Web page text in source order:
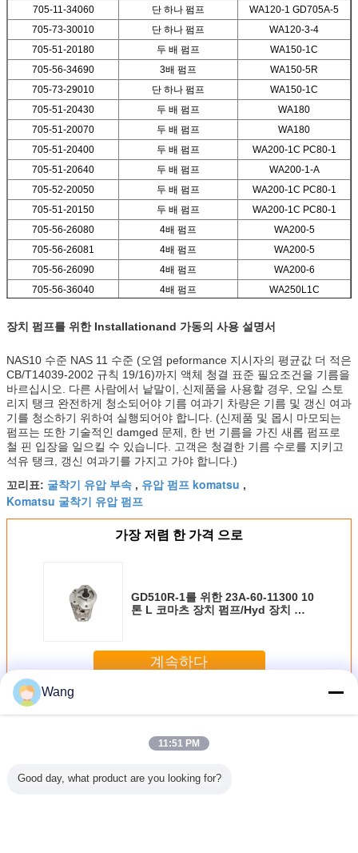
705-11-34060
단 하나 펌프
WA120-1 GD705A-5
705-73-30010
단 하나 펌프
WA120-3-4
705-51-20180
두 배 펌프
WA150-1C
705-56-34690
3배 펌프
WA150-5R
705-73-29010
단 하나 펌프
WA150-1C
705-51-20430
두 배 펌프
WA180
705-51-20070
두 배 펌프
WA180
705-51-20400
두 배 펌프
WA200-1C PC80-1
705-51-20640
두 배 펌프
WA200-1-A
705-52-20050
두 배 펌프
WA200-1C PC80-1
705-51-20150
두 배 펌프
WA200-1C PC80-1
705-56-26080
4배 펌프
WA200-5
705-56-26081
4배 펌프
WA200-5
705-56-26090
4배 펌프
WA200-6
705-56-36040
4배 펌프 WA250L1C
장치 펌프를 위한 Installationand 가동의 사용 설명서
NAS10 수준 NAS 11 수준 (오염 peformance 지시자의 평균값 더 적은
CB/T14039-2002 규칙 19/16)까지 액체 청결 표준 필요조건을 기름을
바르십시오. 다른 사람에서 낱말이, 신제품을 사용할 경우, 오일 스토
리지 탱크 완전하게 청소되어야 기름 여과기 차량은 기름 및 갱신 여과
기를 청소하기 위하여 실행되어야 합니다. (신제품 및 몹시 마모되는
펌프는 또한 기술적인 damged 문제, 한 번 기름을 가진 새롭 펌프로
철 핀 입장을 일으킬 수 있습니다. 고객은 청결한 기름 수로를 지키고
석유 탱크, 갱신 여과기를 가지고 가야 합니다.)
꼬리표: 굴착기 유압 부속 , 유압 펌프 komatsu ,
Komatsu 굴착기 유압 펌프
가장 저렴 한 가격 으로
GD510R-1를 위한 23A-60-11300 10
톤 L 코마츠 장치 펌프/Hyd 장치 펌
계속하다
더 많은 것
Wang
11:51 PM
Good day, what product are you looking for?